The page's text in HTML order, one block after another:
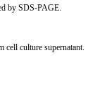
by SDS-PAGE.
culture supernatant.